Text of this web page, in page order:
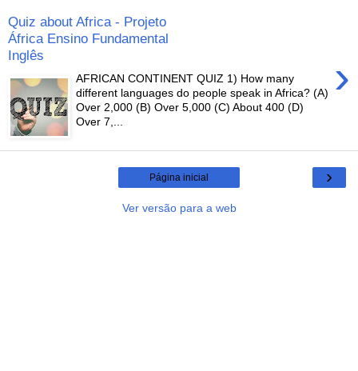
Quiz about Africa - Projeto
África Ensino Fundamental
Inglês
›
AFRICAN CONTINENT QUIZ 1) How many
different languages do people speak in Africa? (A)
Over 2,000 (B) Over 5,000 (C) About 400 (D)
Over 7,...
›
Página inicial
Ver versão para a web